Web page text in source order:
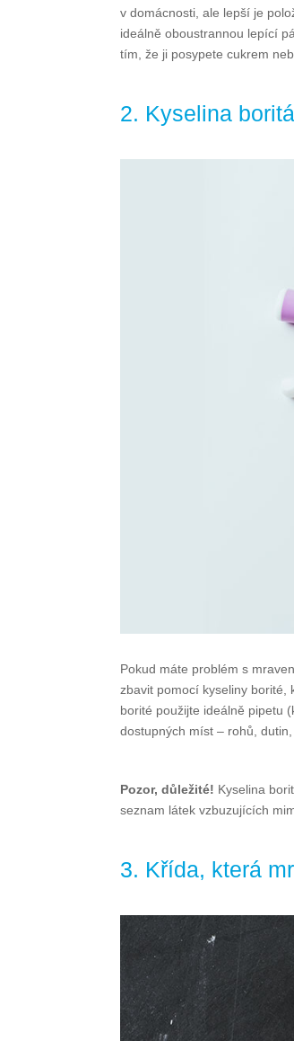
v domácnosti, ale lepší je
ideálně oboustrannou lepící
tím, že ji posypete cukrem
2. Kyselina
Pokud máte problém s
zbavit pomocí kyseliny borité,
borité použijte ideálně pipetu
dostupných míst – rohů, dutin,
Pozor, důležité! Kyselina
seznam látek vzbuzujících
3. Křída, která